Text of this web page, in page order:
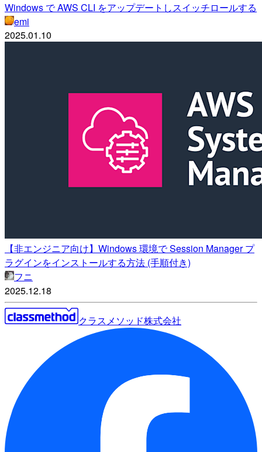
Windows で AWS CLI をアップデートしスイッチロールする
emi
2025.01.10
【非エンジニア向け】Windows 環境で Session Manager プ
ラグインをインストールする方法 (手順付き)
フニ
2025.12.18
クラスメソッド株式会社